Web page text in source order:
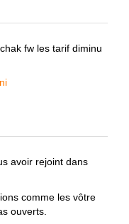
fw les tarif diminu
avoir rejoint dans
comme les vôtre
ouverts.